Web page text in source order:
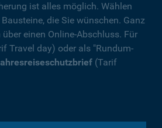
ist alles möglich. Wählen
die Sie wünschen. Ganz
einen Online-Abschluss. Für
Travel day) oder als "Rundum-
(Tarif